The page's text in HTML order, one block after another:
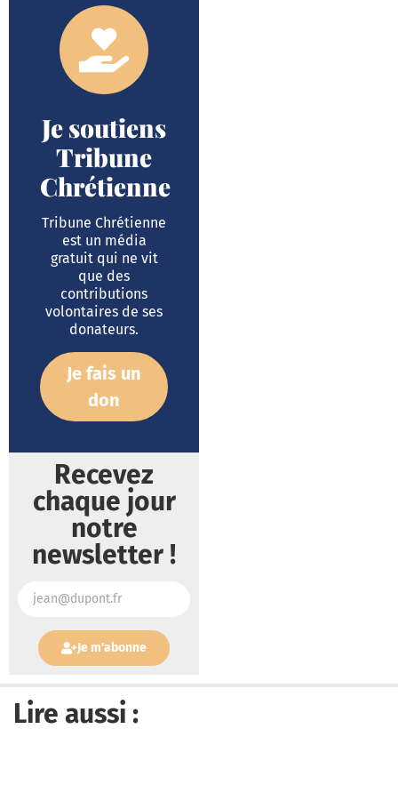
Je soutiens
Tribune
Chrétienne
Tribune Chrétienne
est un média
gratuit qui ne vit
que des
contributions
volontaires de ses
donateurs.
Je fais un
don
Recevez
chaque jour
notre
newsletter !
Je m'abonne
Lire aussi :